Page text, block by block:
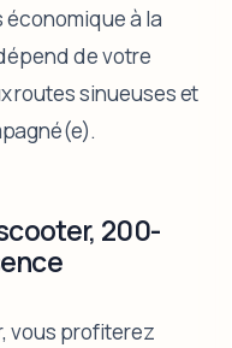
économique à la
de votre
routes sinueuses et
200-
vous profiterez